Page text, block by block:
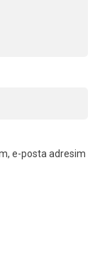
e-posta adresim